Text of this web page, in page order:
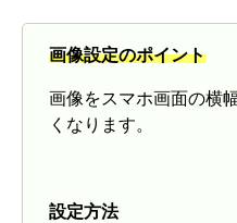
画像設定のポイント
画像をスマホ画面の横
くなります。
設定方法